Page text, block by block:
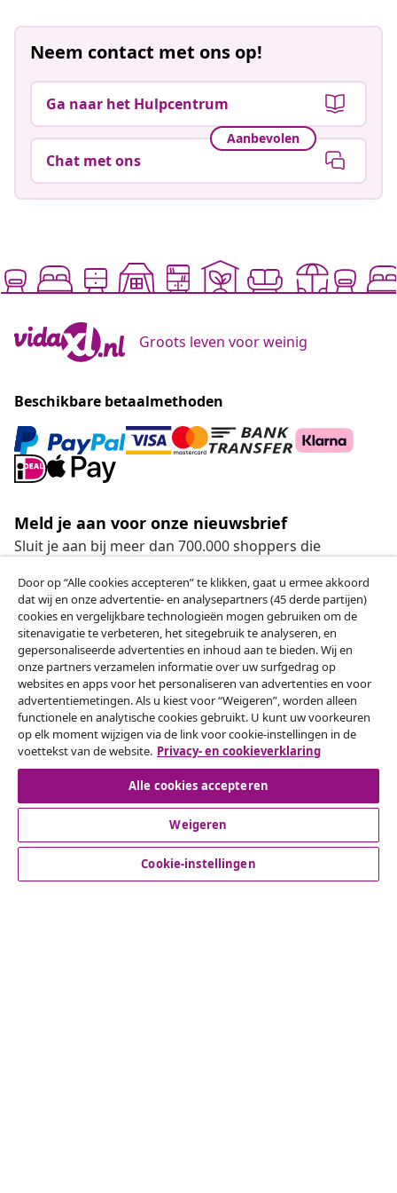
Neem contact met ons op!
Ga naar het Hulpcentrum
Aanbevolen
Chat met ons
Groots leven voor weinig
Beschikbare betaalmethoden
Meld je aan voor onze nieuwsbrief
Sluit je aan bij meer dan 700.000 shoppers die
artikelen van vidaXL ontvangen.
Onze sociale media
Herroeping van de overeenkomst
Een annulering voor je bestelling indienen
Herroeping van de overeenkomst
Door op “Alle cookies accepteren” te klikken, gaat u ermee akkoord
dat wij en onze advertentie- en analysepartners (45 derde partijen)
cookies en vergelijkbare technologieën mogen gebruiken om de
sitenavigatie te verbeteren, het sitegebruik te analyseren, en
gepersonaliseerde advertenties en inhoud aan te bieden. Wij en
onze partners verzamelen informatie over uw surfgedrag op
websites en apps voor het personaliseren van advertenties en voor
advertentiemetingen. Als u kiest voor “Weigeren”, worden alleen
functionele en analytische cookies gebruikt. U kunt uw voorkeuren
op elk moment wijzigen via de link voor cookie-instellingen in de
voettekst van de website. Privacy- en cookieverklaring
Alle cookies accepteren
Weigeren
Cookie-instellingen